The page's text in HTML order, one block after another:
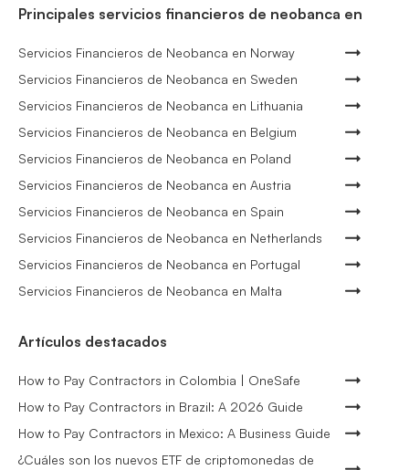
Principales servicios financieros de neobanca en
Servicios Financieros de Neobanca en Norway
Servicios Financieros de Neobanca en Sweden
Servicios Financieros de Neobanca en Lithuania
Servicios Financieros de Neobanca en Belgium
Servicios Financieros de Neobanca en Poland
Servicios Financieros de Neobanca en Austria
Servicios Financieros de Neobanca en Spain
Servicios Financieros de Neobanca en Netherlands
Servicios Financieros de Neobanca en Portugal
Servicios Financieros de Neobanca en Malta
Artículos destacados
How to Pay Contractors in Colombia | OneSafe
How to Pay Contractors in Brazil: A 2026 Guide
How to Pay Contractors in Mexico: A Business Guide
¿Cuáles son los nuevos ETF de criptomonedas de